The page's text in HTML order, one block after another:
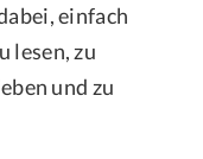
einfach
lesen, zu
und zu